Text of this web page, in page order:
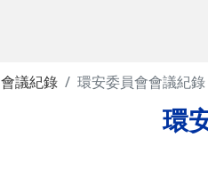
會議紀錄 環安委員會會議紀錄
環